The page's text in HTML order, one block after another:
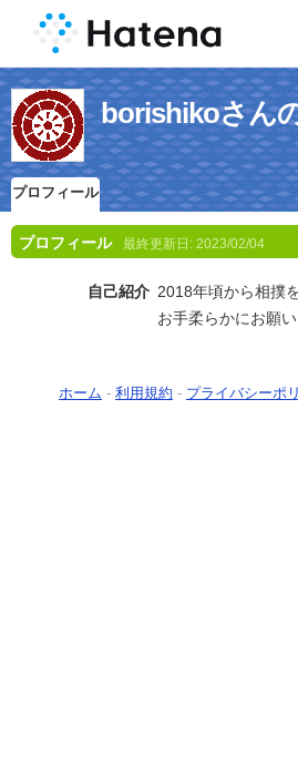
borishikoさん
プロフィール
プロフィール 最終更新日: 2023/02/04
自己紹介 2018年頃から相撲
お手柔らかにお願い
ホーム - 利用規約 - プライバシーポ